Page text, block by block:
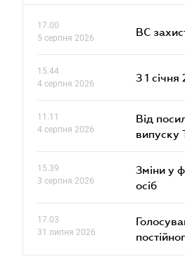
17.00
5 серпня 2026
ВС
15.44
4 серпня 2026
З 1
11.11
4 серпня 2026
Від
випуску
15.39
3 серпня 2026
Зміни у
осіб
17.03
31 липня 2026